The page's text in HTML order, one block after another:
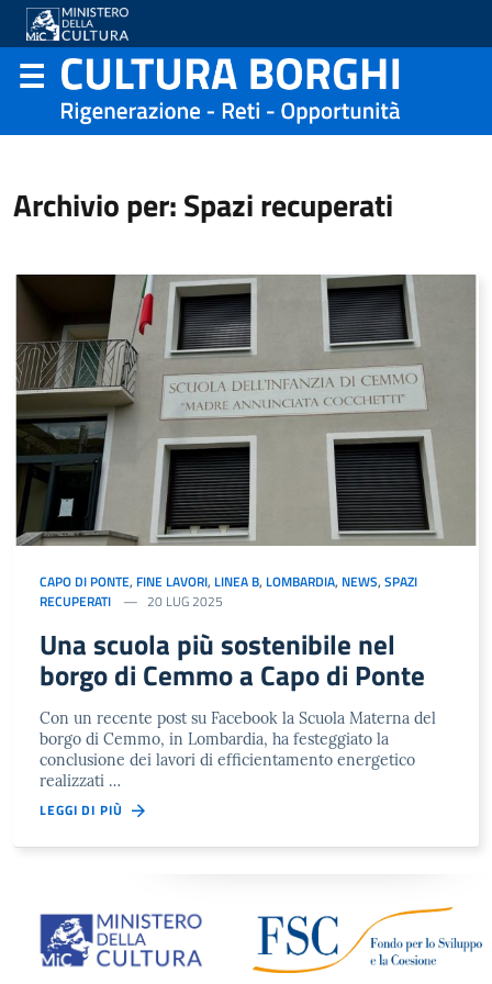
Archivio per: Spazi recuperati
CAPO DI PONTE, FINE LAVORI, LINEA B, LOMBARDIA, NEWS, SPAZI
RECUPERATI
20 LUG 2025
Una scuola più sostenibile nel
borgo di Cemmo a Capo di Ponte
Con un recente post su Facebook la Scuola Materna del
borgo di Cemmo, in Lombardia, ha festeggiato la
conclusione dei lavori di efficientamento energetico
realizzati …
LEGGI DI PIÙ